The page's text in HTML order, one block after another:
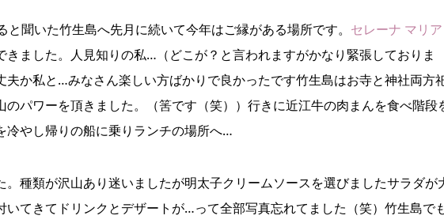
聞いた竹生島へ先月に続いて今年はご縁がある場所です。 セレーナ マリア
ました。人見知りの私…（どこが？と言われますがかなり緊張しておりま
夫か私と…みなさん楽しい方ばかりで良かったです竹生島はお寺と神社両方
のパワーを頂きました。（筈です（笑））行きに近江牛の肉まんを食べ階段
冷やし帰りの船に乗りランチの場所へ…
種類が沢山あり迷いましたが明太子クリームソースを選びましたサラダが
いてきてドリンクとデザートが…って全部写真忘れてました（笑）竹生島で